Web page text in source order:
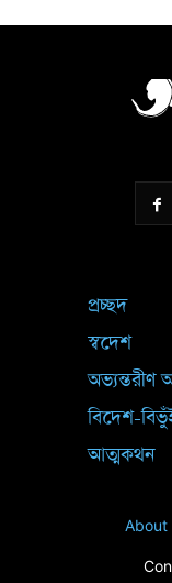
প্রচ্ছদ
স্বদেশ
অভ্যন্তরীণ
বিদেশ-
আত্মকথন
About